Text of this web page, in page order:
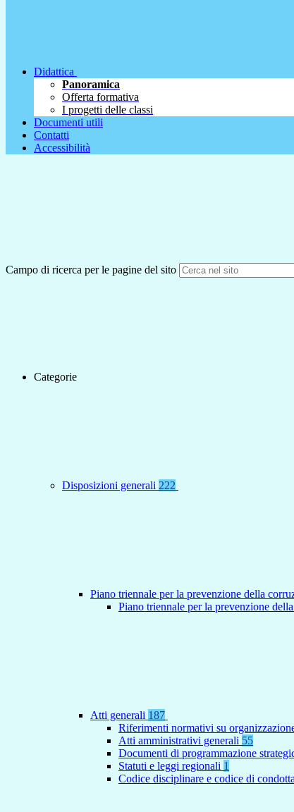
Didattica
Panoramica
Offerta formativa
I progetti delle classi
Documenti utili
Contatti
Accessibilità
Campo di ricerca per le pagine del sito
Categorie
Disposizioni generali 222
Piano triennale per la prevenzione della
Piano triennale per la prevenzione
Atti generali 187
Riferimenti normativi su
Atti amministrativi generali 55
Documenti di programmazione
Statuti e leggi regionali 1
Codice disciplinare e codice di condotta